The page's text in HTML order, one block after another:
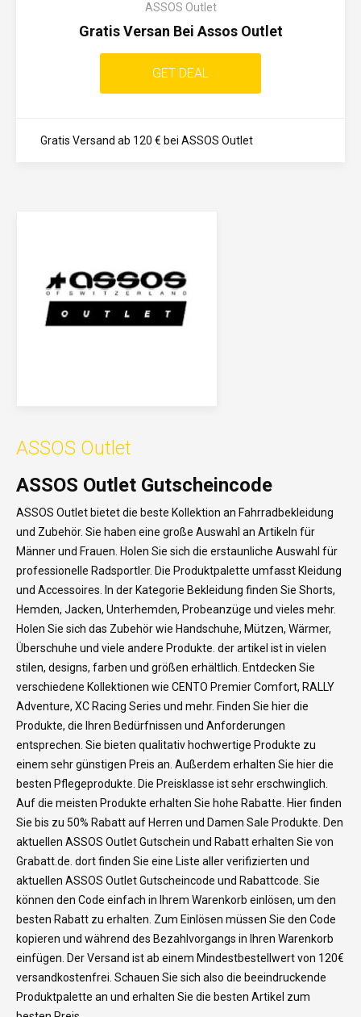
ASSOS Outlet
Gratis Versan Bei Assos Outlet
GET DEAL
Gratis Versand ab 120 € bei ASSOS Outlet
ASSOS Outlet
ASSOS Outlet Gutscheincode
ASSOS Outlet bietet die beste Kollektion an Fahrradbekleidung
und Zubehör. Sie haben eine große Auswahl an Artikeln für
Männer und Frauen. Holen Sie sich die erstaunliche Auswahl für
professionelle Radsportler. Die Produktpalette umfasst Kleidung
und Accessoires. In der Kategorie Bekleidung finden Sie Shorts,
Hemden, Jacken, Unterhemden, Probeanzüge und vieles mehr.
Holen Sie sich das Zubehör wie Handschuhe, Mützen, Wärmer,
Überschuhe und viele andere Produkte. der artikel ist in vielen
stilen, designs, farben und größen erhältlich. Entdecken Sie
verschiedene Kollektionen wie CENTO Premier Comfort, RALLY
Adventure, XC Racing Series und mehr. Finden Sie hier die
Produkte, die Ihren Bedürfnissen und Anforderungen
entsprechen. Sie bieten qualitativ hochwertige Produkte zu
einem sehr günstigen Preis an. Außerdem erhalten Sie hier die
besten Pflegeprodukte. Die Preisklasse ist sehr erschwinglich.
Auf die meisten Produkte erhalten Sie hohe Rabatte. Hier finden
Sie bis zu 50% Rabatt auf Herren und Damen Sale Produkte. Den
aktuellen ASSOS Outlet Gutschein und Rabatt erhalten Sie von
Grabatt.de. dort finden Sie eine Liste aller verifizierten und
aktuellen ASSOS Outlet Gutscheincode und Rabattcode. Sie
können den Code einfach in Ihrem Warenkorb einlösen, um den
besten Rabatt zu erhalten. Zum Einlösen müssen Sie den Code
kopieren und während des Bezahlvorgangs in Ihren Warenkorb
einfügen. Der Versand ist ab einem Mindestbestellwert von 120€
versandkostenfrei. Schauen Sie sich also die beeindruckende
Produktpalette an und erhalten Sie die besten Artikel zum